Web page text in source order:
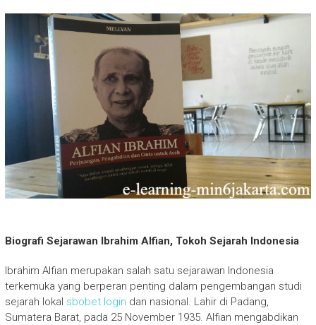
Biografi Sejarawan Ibrahim Alfian, Tokoh Sejarah Indonesia
Ibrahim Alfian merupakan salah satu sejarawan Indonesia
terkemuka yang berperan penting dalam pengembangan studi
sejarah lokal sbobet login dan nasional. Lahir di Padang,
Sumatera Barat, pada 25 November 1935. Alfian mengabdikan